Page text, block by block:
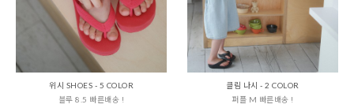
위시 SHOES - 5 COLOR
블루 8.5 빠른배송 !
클림 나시 - 2 COLOR
퍼플 M 빠른배송 !